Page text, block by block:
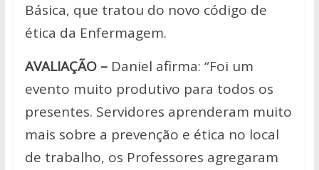
Básica, que tratou do novo código de
ética da Enfermagem.
AVALIAÇÃO –Daniel afirma: “Foi um
evento muito produtivo para todos os
presentes. Servidores aprenderam muito
mais sobre a prevenção e ética no local
de trabalho, os Professores agregaram